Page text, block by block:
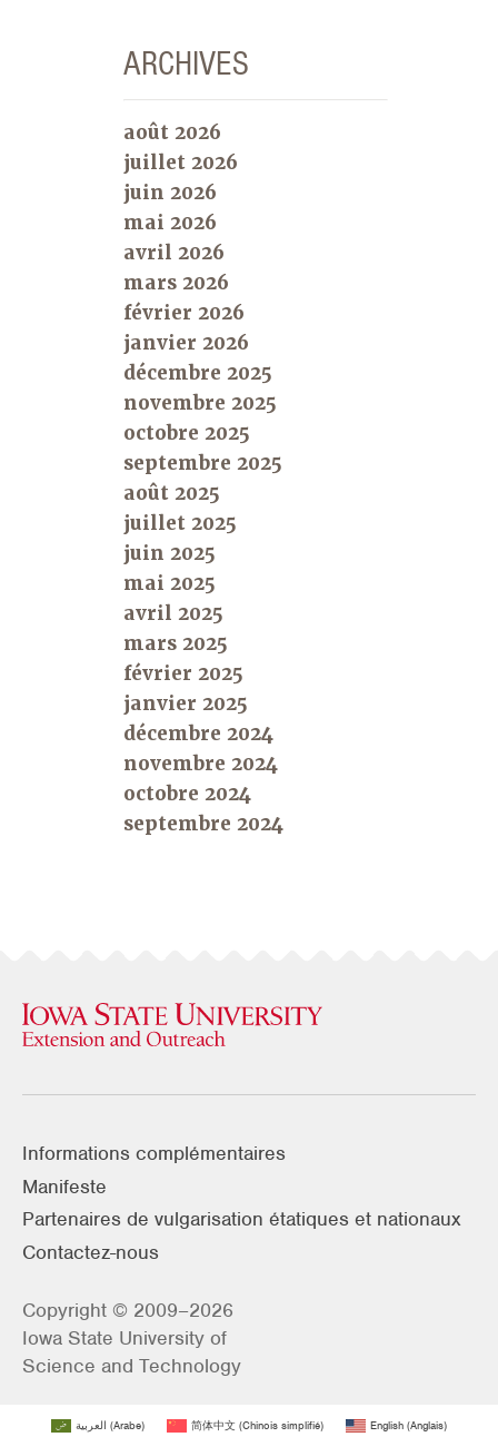
ARCHIVES
août 2026
juillet 2026
juin 2026
mai 2026
avril 2026
mars 2026
février 2026
janvier 2026
décembre 2025
novembre 2025
octobre 2025
septembre 2025
août 2025
juillet 2025
juin 2025
mai 2025
avril 2025
mars 2025
février 2025
janvier 2025
décembre 2024
novembre 2024
octobre 2024
septembre 2024
Informations complémentaires
Manifeste
Partenaires de vulgarisation étatiques et nationaux
Contactez-nous
Copyright © 2009–2026
Iowa State University of
Science and Technology
العربية (Arabe) 简体中文 (Chinois simplifié) English (Anglais)